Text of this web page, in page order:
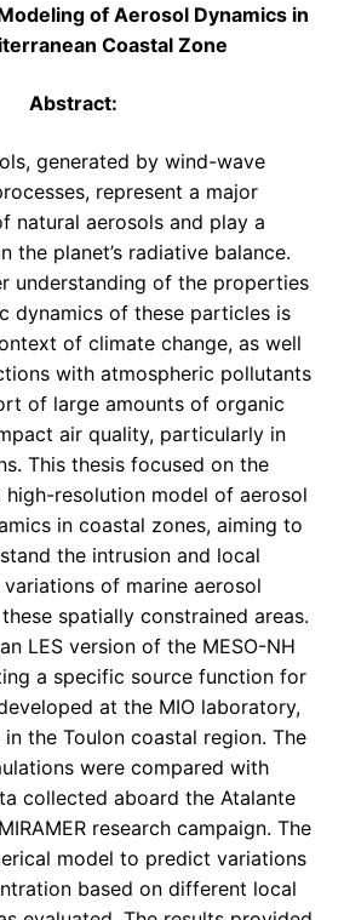
of Aerosol Dynamics in
Coastal Zone
Abstract:
generated by wind-wave
represent a major
natural aerosols and play a
the planet’s radiative balance.
understanding of the properties
dynamics of these particles is
of climate change, as well
with atmospheric pollutants
of large amounts of organic
air quality, particularly in
This thesis focused on the
resolution model of aerosol
in coastal zones, aiming to
the intrusion and local
of marine aerosol
spatially constrained areas.
LES version of the MESO-NH
a specific source function for
at the MIO laboratory,
the Toulon coastal region. The
were compared with
collected aboard the Atalante
research campaign. The
model to predict variations
based on different local